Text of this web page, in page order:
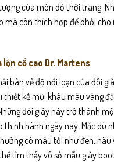
của món đồ thời trang.
mà còn thích hợp để phối cho
cổ cao Dr. Martens
bàn về độ nổi loạn của đôi
thiết kế mũi khâu màu vàng
đôi giày này trở thành
thịnh hành ngày nay. Mặc dù
có màu tối như đen, nâu
tìm thấy vô số mẫu giày